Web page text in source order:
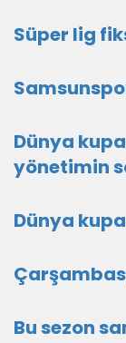
Süper lig
Dünya
yönetimin
Dünya
Bu sezon